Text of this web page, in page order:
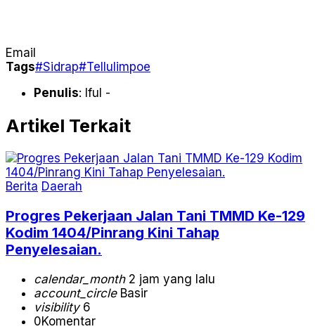
Email
Tags#Sidrap#Tellulimpoe
Penulis: Iful -
Artikel Terkait
Berita Daerah
Progres Pekerjaan Jalan Tani TMMD Ke-129
Kodim 1404/Pinrang Kini Tahap
Penyelesaian.
calendar_month2 jam yang lalu
account_circleBasir
visibility6
0Komentar